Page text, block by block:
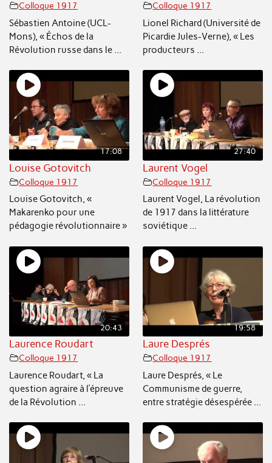
Colloque 1917
Sébastien Antoine (UCL-
Mons), « Échos de la
Révolution russe dans le ...
Colloque 1917
Lionel Richard (Université de
Picardie Jules-Verne), « Les
producteurs ...
17:08
Louise Gotovitch
Colloque 1917
Louise Gotovitch, «
Makarenko pour une
pédagogie révolutionnaire »
27:40
Laurent Vogel
Colloque 1917
Laurent Vogel, La révolution
de 1917 dans la littérature
soviétique ...
20:43
Laurence Roudart
Colloque 1917
Laurence Roudart, « La
question agraire à l’épreuve
de la Révolution ...
19:58
Laure Després
Colloque 1917
Laure Després, « Le
Communisme de guerre,
entre stratégie désespérée ...